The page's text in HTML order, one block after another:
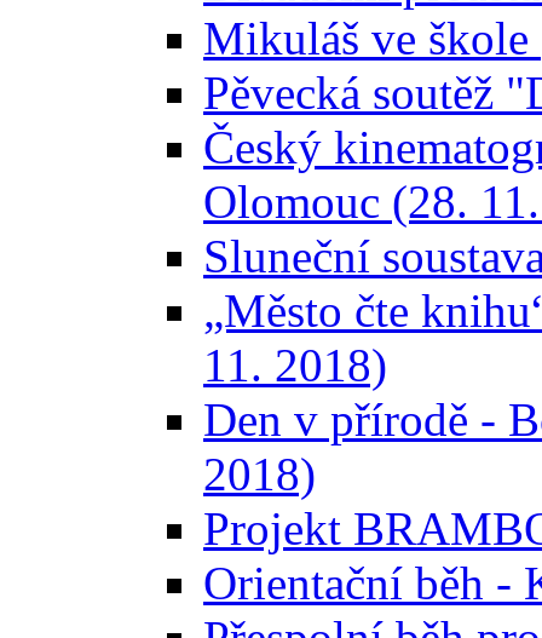
Mikuláš ve
Pěvecká soutěž
Český
Olomouc (28.
Sluneční
„Město čte
11. 2018)
Den v přírodě -
2018)
Projekt
Orientační běh -